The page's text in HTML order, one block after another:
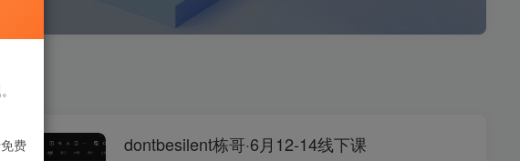
dontbesilent栋哥·6月12-14线下课
费